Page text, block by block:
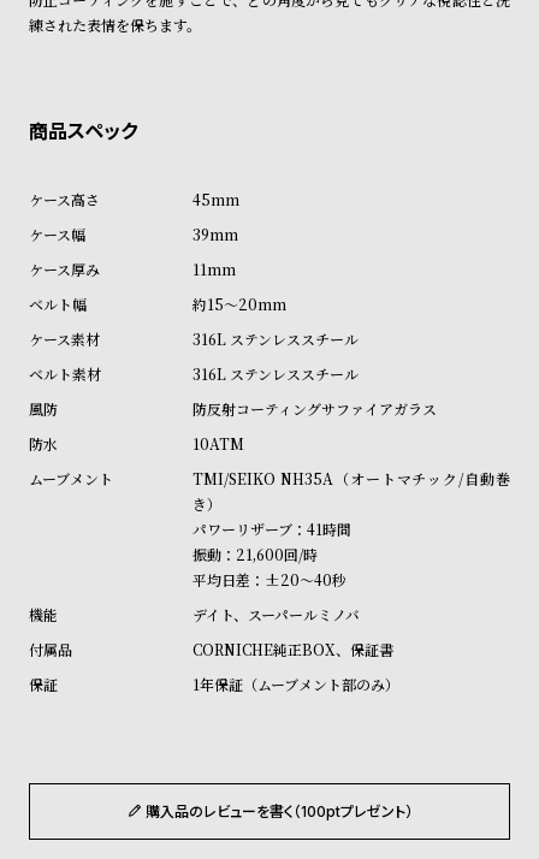
衣
出
報
セ
t
#
練された表情を保ちます。
45mm
39mm
11mm
約15～20mm
316L ステンレススチール
316L ステンレススチール
防反射コーティングサファイアガラス
10ATM
TMI/SEIKO NH35A（オートマチック/自動巻
き）
パワーリザーブ：41時間
振動：21,600回/時
平均日差：±20～40秒
デイト、スーパールミノバ
CORNICHE純正BOX、保証書
1年保証（ムーブメント部のみ）
購入品のレビューを書く（100ptプレゼント）